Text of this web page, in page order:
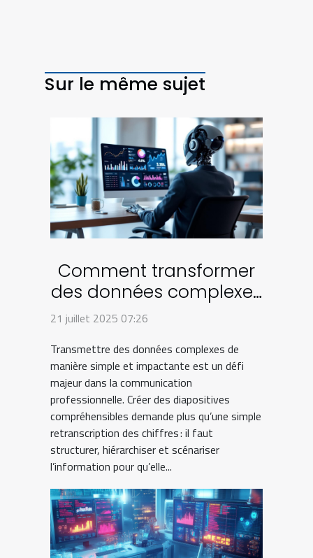
Sur le même sujet
Comment transformer
des données complexes
en diapositives
21 juillet 2025 07:26
Transmettre des données complexes de
manière simple et impactante est un défi
majeur dans la communication
professionnelle. Créer des diapositives
compréhensibles demande plus qu’une simple
retranscription des chiffres : il faut
structurer, hiérarchiser et scénariser
l’information pour qu’elle...